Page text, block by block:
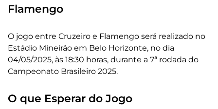
Flamengo
O jogo entre Cruzeiro e Flamengo será realizado no
Estádio Mineirão em Belo Horizonte, no dia
04/05/2025, às 18:30 horas, durante a 7ª rodada do
Campeonato Brasileiro 2025.
O que Esperar do Jogo